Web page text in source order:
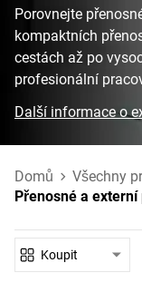
Porovnejte
kompaktních
cestách až po
profesionální
Další informace o
Domů Všechny
Přenosné a
Koupit